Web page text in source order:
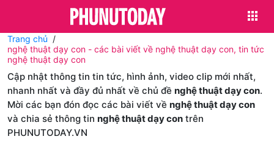
Trang chủ
nghệ thuật dạy con - các bài viết về nghệ thuật dạy con, tin tức
nghệ thuật dạy con
Cập nhật thông tin tin tức, hình ảnh, video clip mới nhất,
nhanh nhất và đầy đủ nhất về chủ đề nghệ thuật dạy con.
Mời các bạn đón đọc các bài viết về nghệ thuật dạy con
và chia sẻ thông tin nghệ thuật dạy con trên
PHUNUTODAY.VN